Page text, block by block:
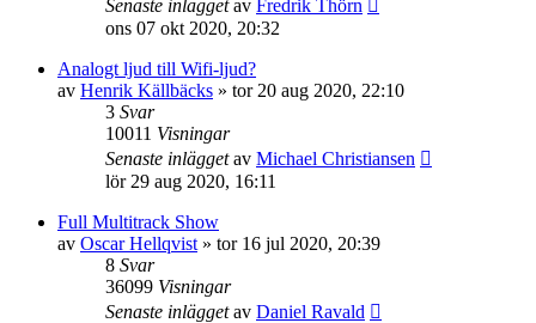
Senaste inläggetav Fredrik Thörn
ons 07 okt 2020, 20:32
Analogt ljud till Wifi-ljud?
av Henrik Källbäcks » tor 20 aug 2020, 22:10
3 Svar
10011 Visningar
Senaste inläggetav Michael Christiansen
lör 29 aug 2020, 16:11
Full Multitrack Show
av Oscar Hellqvist » tor 16 jul 2020, 20:39
8 Svar
36099 Visningar
Senaste inläggetav Daniel Ravald